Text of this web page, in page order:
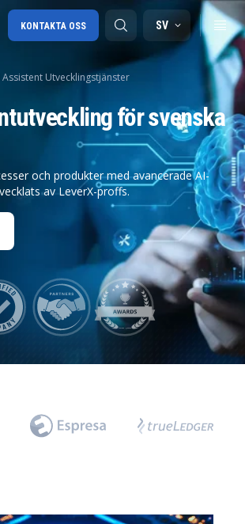
SV
KONTAKTA OSS
Assistent Utvecklingstjänster
för svenska
och produkter med avancerade AI-
av LeverX-proffs.